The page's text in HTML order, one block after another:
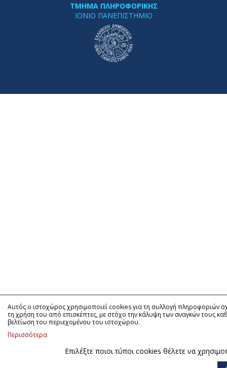
ΤΜΗΜΑ ΠΛΗΡΟΦΟΡΙΚΗΣ
ΙΟΝΙΟ ΠΑΝΕΠΙΣΤΗΜΙΟ
Αυτός ο ιστοχώρος χρησιμοποιεί cookies για τη συλλογή πληροφοριών
τη χρήση του από επισκέπτες, με στόχο την κάλυψη των αναγκών τους
βελτίωση του περιεχομένου του ιστοχώρου.
Περισσότερα
Επιλέξτε ποιοι τύποι cookies θέλετε να